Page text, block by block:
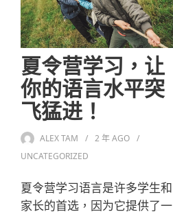
夏令营学习，让
你的语言水平突
飞猛进！
ALEX TAM 2 年AGO
UNCATEGORIZED
夏令营学习语言是许多学生和
家长的首选，因为它提供了一